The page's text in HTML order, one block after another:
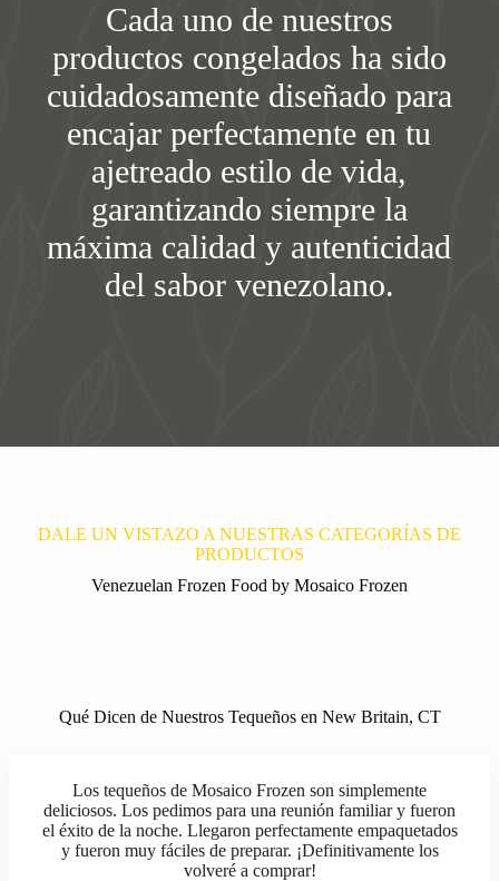
Cada uno de nuestros
productos congelados ha sido
cuidadosamente diseñado para
encajar perfectamente en tu
ajetreado estilo de vida,
garantizando siempre la
máxima calidad y autenticidad
del sabor venezolano.
DALE UN VISTAZO A NUESTRAS CATEGORÍAS DE
PRODUCTOS
Venezuelan Frozen Food by Mosaico Frozen
Qué Dicen de Nuestros Tequeños en New Britain, CT
Los tequeños de Mosaico Frozen son simplemente
deliciosos. Los pedimos para una reunión familiar y fueron
el éxito de la noche. Llegaron perfectamente empaquetados
y fueron muy fáciles de preparar. ¡Definitivamente los
volveré a comprar!